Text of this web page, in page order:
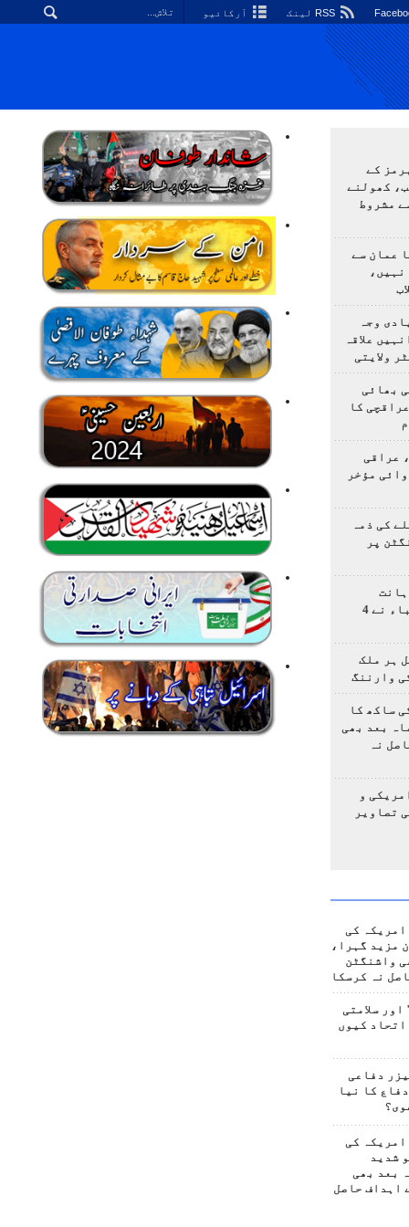
آرکائیو
کے
کھولنے
مشروط
عمان سے
نہیں،
وجہ
علاقہ
ولایتی
بھائی
کا
عراقی
مؤخر
کی ذمہ
پر
اولمپیاڈ؛ ایرانی طلباء نے 4
ہر ملک
وارننگ
ساکھ کا
بعد بھی
نہ
و
تصاویر
امریکہ کی
مزید گہرا،
واشنگٹن
نہ کرسکا
سلامتی
اتحاد کیوں
دفاعی
کا نیا
امریکہ کی
شدید
بعد بھی
اہداف حاصل